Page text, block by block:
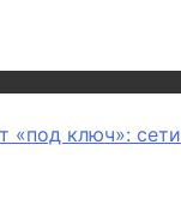
ключ»: